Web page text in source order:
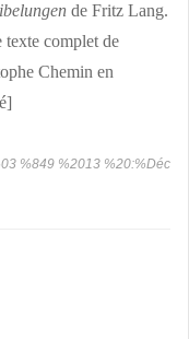
de Fritz Lang.
texte complet de
Chemin en
%849 %2013 %20:%Déc